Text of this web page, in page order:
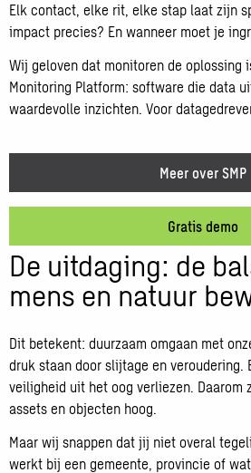
Elk contact, elke rit, elke stap laat zijn
impact precies? En wanneer moet je
Wij geloven dat monitoren de oplossing
Monitoring Platform: software die data
waardevolle inzichten. Voor
Meer over SMP
Gratis demo
De uitdaging: de
mens en natuur
Dit betekent: duurzaam omgaan met
druk staan door slijtage en veroudering.
veiligheid uit het oog verliezen. Daarom
assets en objecten hoog.
Maar wij snappen dat jij niet overal
werkt bij een gemeente, provincie of